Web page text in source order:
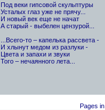
Под веки гипсовой скульптуры
Усталых глаз уже не прячу...
И новый век еще не начат
А старый - выбелен цензурой...
...Всего-то – капелька рассвета -
И хлынут медом из разлуки -
Цвета и запахи и звуки
Того – нечаянного лета...
Pages